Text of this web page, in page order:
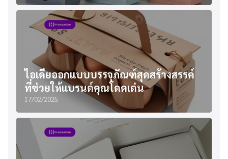
ไอเดียออกแบบบรรจุภัณฑ์สุดสร้างสรรค์
ที่ช่วยให้แบรนด์คุณโดดเด่น
17/02/2025